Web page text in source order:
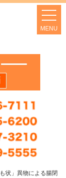
状」異物による腸閉